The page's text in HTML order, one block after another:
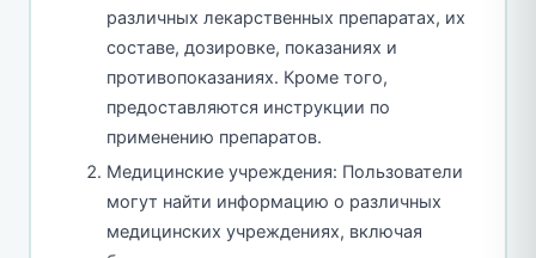
различных лекарственных препаратах, их
составе, дозировке, показаниях и
противопоказаниях. Кроме того,
предоставляются инструкции по
применению препаратов.
Медицинские учреждения: Пользователи
могут найти информацию о различных
медицинских учреждениях, включая